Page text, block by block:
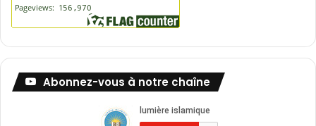
Abonnez-vous à notre chaîne